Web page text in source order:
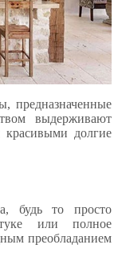
предназначенные
выдерживают
красивыми долгие
будь то просто
или полное
преобладанием